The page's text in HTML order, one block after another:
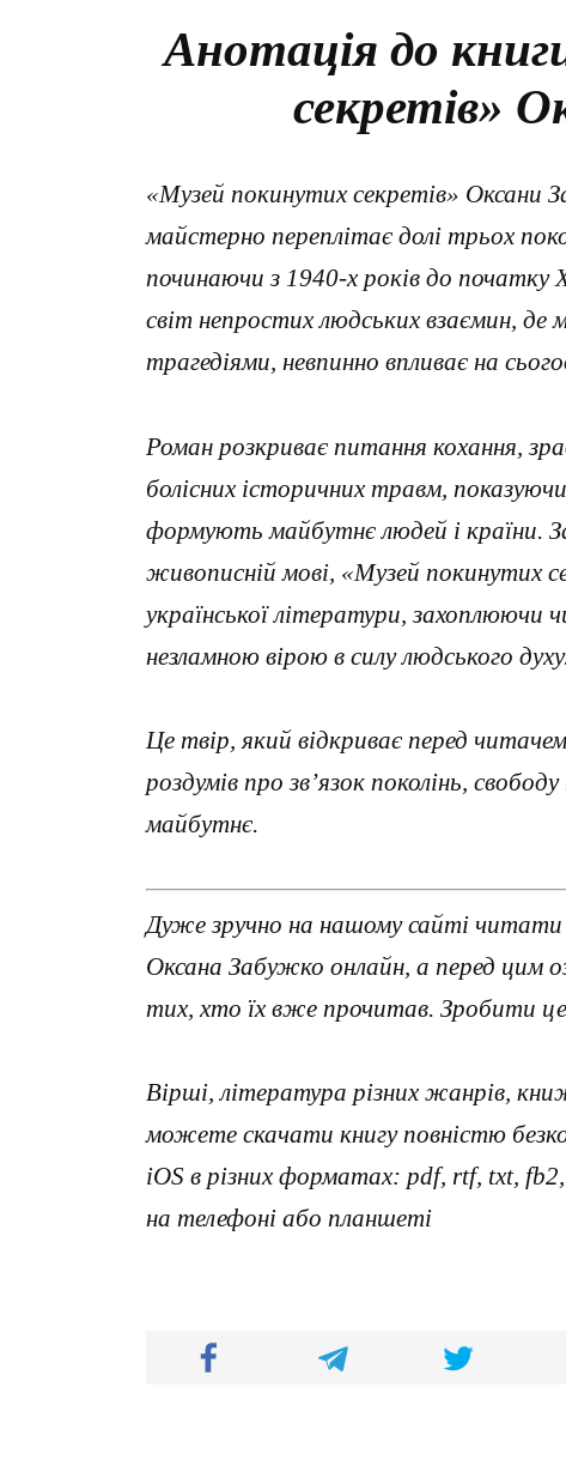
Анотація до
секретів»
«Музей покинутих секретів» Оксани
майстерно переплітає долі трьох
починаючи з 1940-х років до
світ непростих людських взаємин, де
трагедіями, невпинно впливає на
Роман розкриває питання кохання,
болісних історичних травм,
формують майбутнє людей і країни.
живописній мові, «Музей покинутих
української літератури, захоплюючи
незламною вірою в силу людського
Це твір, який відкриває перед
роздумів про зв’язок поколінь,
майбутнє.
Дуже зручно на нашому сайті читати
Оксана Забужко онлайн, а перед цим
тих, хто їх вже прочитав. Зробити
Вірші, література різних жанрів,
можете скачати книгу повністю
iOS в різних форматах: pdf, rtf, txt,
на телефоні або планшеті